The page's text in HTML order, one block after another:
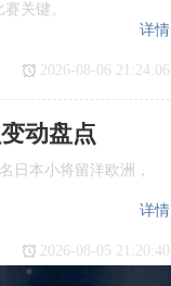
关键。
详情
2026-08-06 21:24:06
动盘点
日本小将留洋欧洲，
详情
2026-08-05 21:20:40